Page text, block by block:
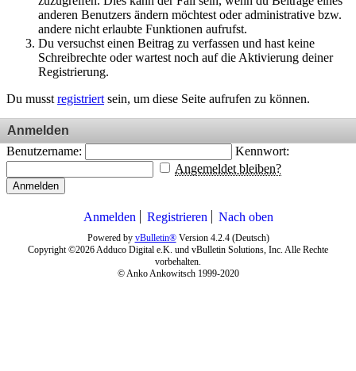
anderen Benutzers ändern möchtest oder administrative bzw.
andere nicht erlaubte Funktionen aufrufst.
Du versuchst einen Beitrag zu verfassen und hast keine
Schreibrechte oder wartest noch auf die Aktivierung deiner
Registrierung.
Du musst registriert sein, um diese Seite aufrufen zu können.
Anmelden
Benutzername:
Kennwort:
Angemeldet bleiben?
Anmelden
Anmelden Registrieren Nach oben
Powered by vBulletin®Version 4.2.4 (Deutsch)
Copyright ©2026 Adduco Digital e.K. und vBulletin Solutions, Inc. Alle Rechte
vorbehalten.
© Anko Ankowitsch 1999-2020